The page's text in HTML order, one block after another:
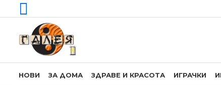
НОВИ ЗА ДОМА ЗДРАВЕ И КРАСОТА ИГРАЧКИ